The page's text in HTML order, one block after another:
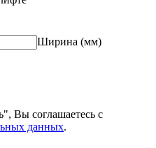
Ширина (мм)
Вы соглашаетесь с
данных.